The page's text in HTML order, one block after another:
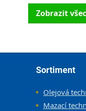
Zobrazit
Sortiment
Olejová
Mazací